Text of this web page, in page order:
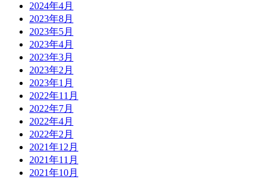
2024年4月
2023年8月
2023年5月
2023年4月
2023年3月
2023年2月
2023年1月
2022年11月
2022年7月
2022年4月
2022年2月
2021年12月
2021年11月
2021年10月